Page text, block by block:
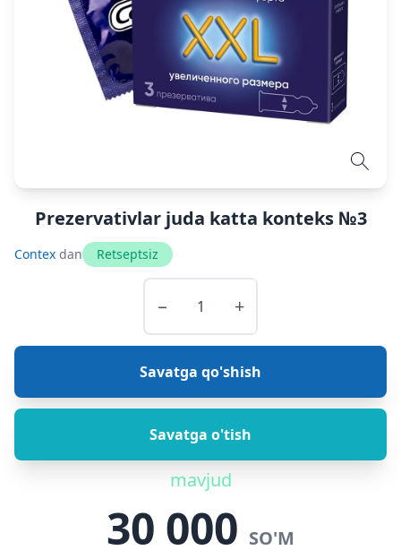
Prezervativlar juda katta konteks №3
Contex dan Retseptsiz
− +
Savatga qo'shish
Savatga o'tish
mavjud
30 000 SO'M